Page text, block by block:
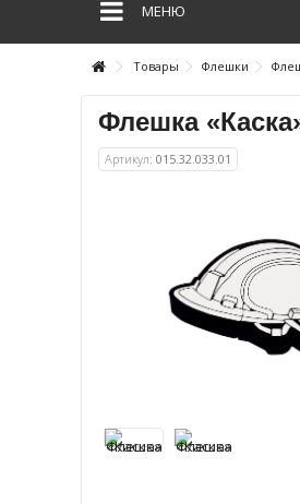
МЕНЮ
Товары Флешки
Флешка
Артикул: 015.32.033.01